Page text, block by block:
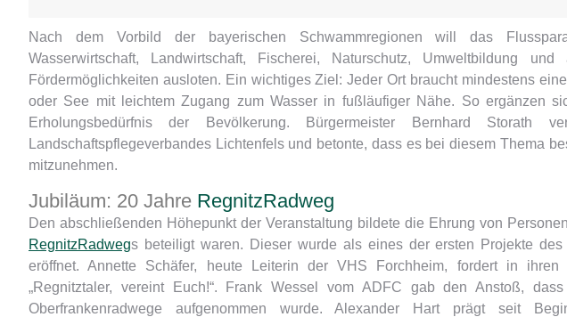
Nach dem Vorbild der bayerischen Schwammregionen will das
Wasserwirtschaft, Landwirtschaft, Fischerei, Naturschutz, Umweltbildung
Fördermöglichkeiten ausloten. Ein wichtiges Ziel: Jeder Ort braucht mindestens
oder See mit leichtem Zugang zum Wasser in fußläufiger Nähe. So ergänzen
Erholungsbedürfnis der Bevölkerung. Bürgermeister Bernhard
Landschaftspflegeverbandes Lichtenfels und betonte, dass es bei diesem Thema
mitzunehmen.
Jubiläum: 20 Jahre RegnitzRadweg
Den abschließenden Höhepunkt der Veranstaltung bildete die Ehrung von
RegnitzRadwegs beteiligt waren. Dieser wurde als eines der ersten Projekte
eröffnet. Annette Schäfer, heute Leiterin der VHS Forchheim, fordert in
„Regnitztaler, vereint Euch!“. Frank Wessel vom ADFC gab den Anstoß,
Oberfrankenradwege aufgenommen wurde. Alexander Hart prägt seit